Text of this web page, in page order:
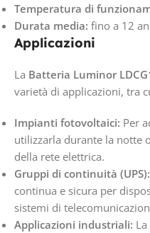
Temperatura di
Durata media: fino a 12
Applicazioni
La Batteria Luminor
varietà di applicazioni, tra
Impianti fotovoltaici: Per
utilizzarla durante la notte
della rete elettrica.
Gruppi di continuità (UPS):
continua e sicura per
sistemi di
Applicazioni industriali: